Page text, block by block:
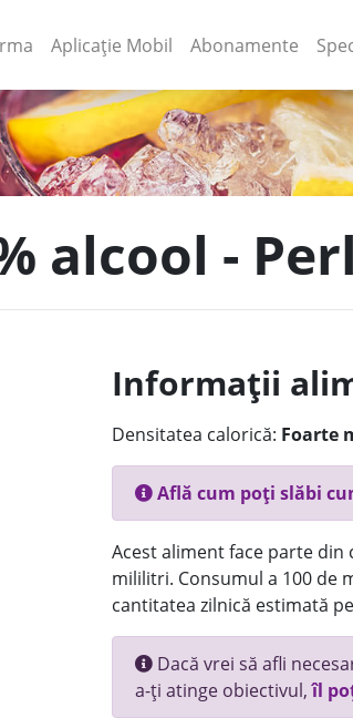
(current)
Aplicație Mobil (current)
Abonamente
alcool -
Informații
Densitatea calorică: Foarte
Află cum poți slăbi
Acest aliment face parte din
mililitri. Consumul a 100 de
cantitatea zilnică estimată
Dacă vrei să afli
a-ți atinge obiectivul,îl